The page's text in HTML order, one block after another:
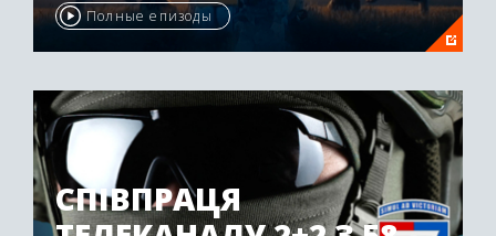
Полные епизоды
СПІВПРАЦЯ